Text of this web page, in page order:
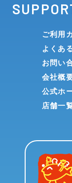
ご利用
よくあ
お問い
会社概
公式ホ
店舗一